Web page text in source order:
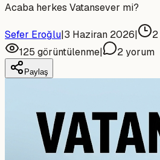
Acaba herkes Vatansever mi?
Sefer Eroğlu|3 Haziran 2026| 2
125 görüntülenme| 2yorum
Paylaş